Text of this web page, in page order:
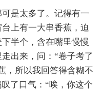
是太多了。记得有一
上有一大串香蕉，迫
半个，含在嘴里慢慢
出来，问：“卷子考了
，所以我回答得含糊不
了口气：“唉，你这个